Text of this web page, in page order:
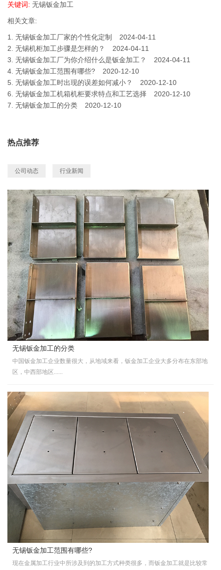
关键词: 无锡钣金加工
相关文章:
1. 无锡钣金加工厂家的个性化定制
2024-04-11
2. 无锡机柜加工步骤是怎样的？
2024-04-11
3. 无锡钣金加工厂为你介绍什么是钣金加工？
2024-04-11
4. 无锡钣金加工范围有哪些?
2020-12-10
5. 无锡钣金加工时出现的误差如何减小？
2020-12-10
6. 无锡钣金加工机箱机柜要求特点和工艺选择
2020-12-10
7. 无锡钣金加工的分类 2020-12-10
热点推荐
公司动态 行业新闻
无锡钣金加工的分类
中国钣金加工企业数量很大，从地域来看，钣金加工企业大多分布在东部地
区，中西部地区......
无锡钣金加工范围有哪些?
现在金属加工行业中所涉及到的加工方式种类很多，而钣金加工就是比较常